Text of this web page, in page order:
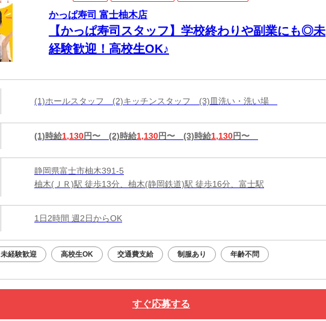
かっぱ寿司 富士柚木店
【かっぱ寿司スタッフ】学校終わりや副業にも◎未
経験歓迎！高校生OK♪
(1)ホールスタッフ (2)キッチンスタッフ (3)皿洗い・洗い場
(1)時給1,130円〜 (2)時給1,130円〜 (3)時給1,130円〜
静岡県富士市柚木391-5
柚木(ＪＲ)駅 徒歩13分、柚木(静岡鉄道)駅 徒歩16分、富士駅
1日2時間 週2日からOK
未経験歓迎 高校生OK 交通費支給 制服あり 年齢不問
すぐ応募する